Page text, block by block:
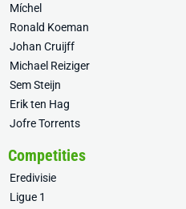
Míchel
Ronald Koeman
Johan Cruijff
Michael Reiziger
Sem Steijn
Erik ten Hag
Jofre Torrents
Competities
Eredivisie
Ligue 1